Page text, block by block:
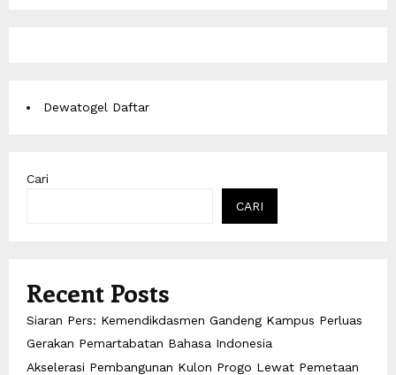
Dewatogel Daftar
Cari
CARI
Recent Posts
Siaran Pers: Kemendikdasmen Gandeng Kampus Perluas
Gerakan Pemartabatan Bahasa Indonesia
Akselerasi Pembangunan Kulon Progo Lewat Pemetaan